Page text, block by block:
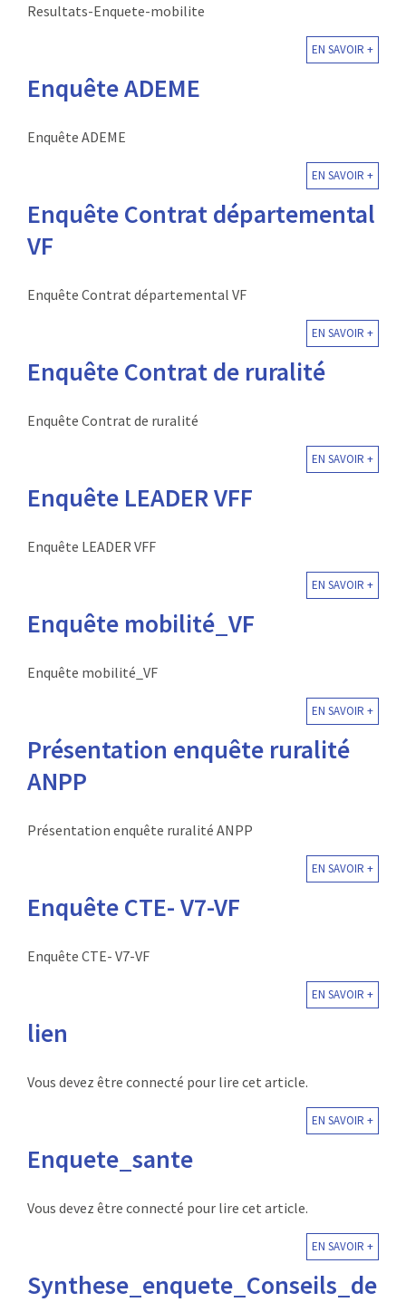
Resultats-Enquete-mobilite
EN SAVOIR +
Enquête ADEME
Enquête ADEME
EN SAVOIR +
Enquête Contrat départemental
VF
Enquête Contrat départemental VF
EN SAVOIR +
Enquête Contrat de ruralité
Enquête Contrat de ruralité
EN SAVOIR +
Enquête LEADER VFF
Enquête LEADER VFF
EN SAVOIR +
Enquête mobilité_VF
Enquête mobilité_VF
EN SAVOIR +
Présentation enquête ruralité
ANPP
Présentation enquête ruralité ANPP
EN SAVOIR +
Enquête CTE- V7-VF
Enquête CTE- V7-VF
EN SAVOIR +
lien
Vous devez être connecté pour lire cet article.
EN SAVOIR +
Enquete_sante
Vous devez être connecté pour lire cet article.
EN SAVOIR +
Synthese_enquete_Conseils_de